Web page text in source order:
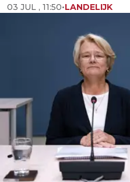
03 JUL , 11:50•LANDELIJK